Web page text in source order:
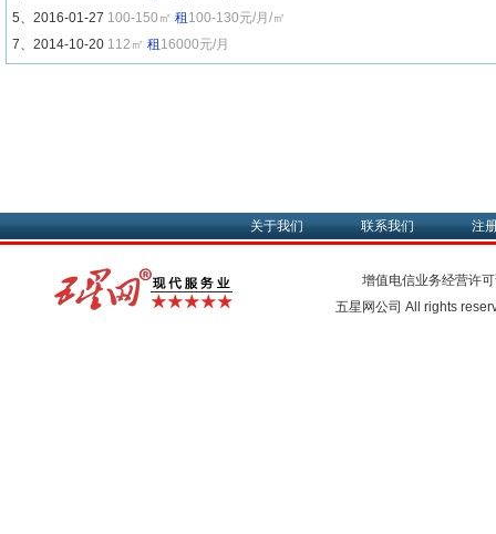
5、2016-01-27 100-150㎡ 租 100-130元/月/㎡
7、2014-10-20 112㎡ 租 16000元/月
关于我们 联系我们 注
增值电信业务经营许
五星网公司 All rights